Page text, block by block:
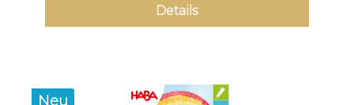
Details
Neu